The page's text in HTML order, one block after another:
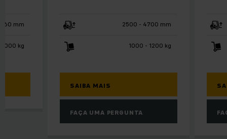
2500 - 4700 mm
1000 - 1200 kg
SAIBA MAIS
FAÇA UMA PERGUNTA
mm
2000 kg